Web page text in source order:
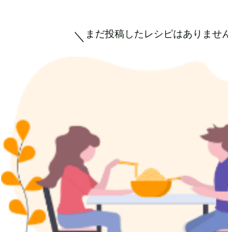
＼ まだ投稿したレシピはありませ